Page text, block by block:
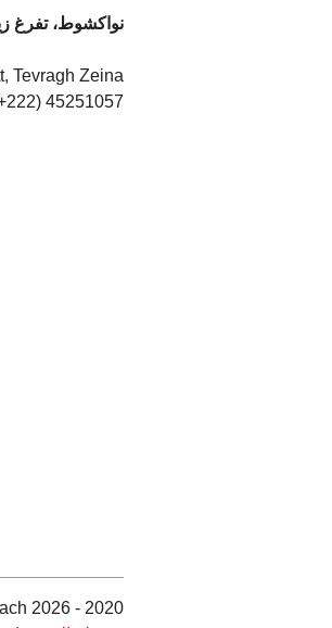
نواكشوط، تفرغ
Tevragh Zeina
45251057
2020 - 2026 Kennach